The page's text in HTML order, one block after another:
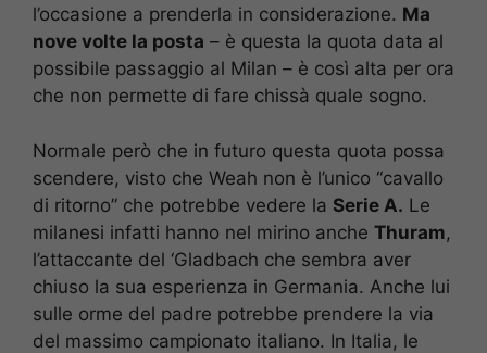
l’occasione a prenderla in considerazione. Ma
nove volte la posta – è questa la quota data al
possibile passaggio al Milan – è così alta per ora
che non permette di fare chissà quale sogno.
Normale però che in futuro questa quota possa
scendere, visto che Weah non è l’unico “cavallo
di ritorno” che potrebbe vedere la Serie A. Le
milanesi infatti hanno nel mirino anche Thuram,
l’attaccante del ‘Gladbach che sembra aver
chiuso la sua esperienza in Germania. Anche lui
sulle orme del padre potrebbe prendere la via
del massimo campionato italiano. In Italia, le